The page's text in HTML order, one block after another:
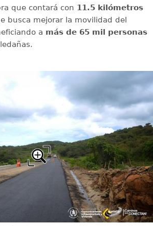
que contará con 11.5 kilómetros
busca mejorar la movilidad del
a más de 65 mil personas